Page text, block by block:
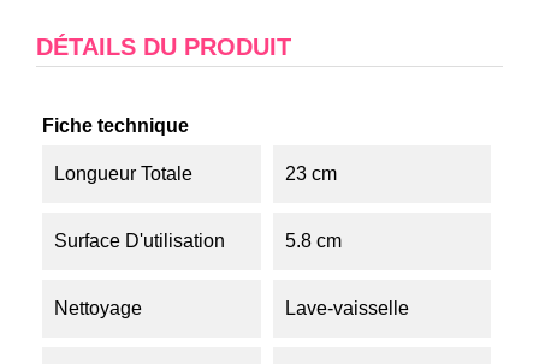
DÉTAILS DU PRODUIT
Fiche technique
Longueur Totale 23 cm
Surface D'utilisation 5.8 cm
Nettoyage Lave-vaisselle